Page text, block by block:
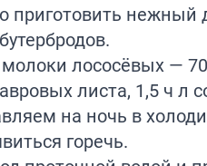
приготовить
лососёвых —
листа, 1,5 ч л
на ночь в
горечь.